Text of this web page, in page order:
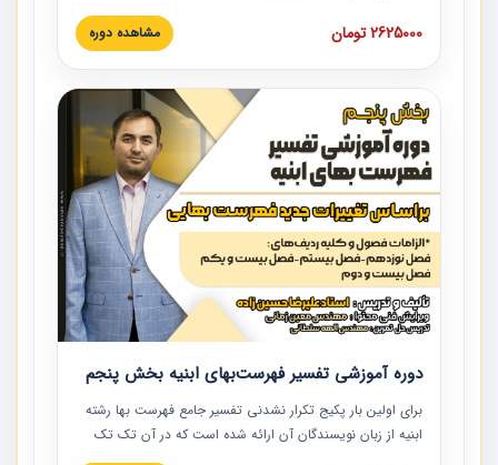
ردیف ها و مطالب فهرست بها تفسیر و ارائه شده است. این
دوره به صورت کامل تصویری بوده و به همراه تصاویر عملیات
دوره با کلام مهندس علیرضاحسین‌زاده مدیر پروژه مهندسی
مشاور در امر بازنگری فهرست بها رشته ابنیه ارائه شده و به تمام
همکارانی که در حوزه صنعت ساخت در حال فعالیت هستند حتما
توصیه می کنیم از مطالب این دوره استفاده نمایند.
2625000 تومان مشاهده دوره
دوره آموزشی تفسیر فهرست‌بهای ابنیه بخش پنجم
برای اولین بار پکیج تکرار نشدنی تفسیر جامع فهرست بها رشته
ابنیه از زبان نویسندگان آن ارائه شده است که در آن تک تک
ردیف ها و مطالب فهرست بها تفسیر و ارائه شده است. این